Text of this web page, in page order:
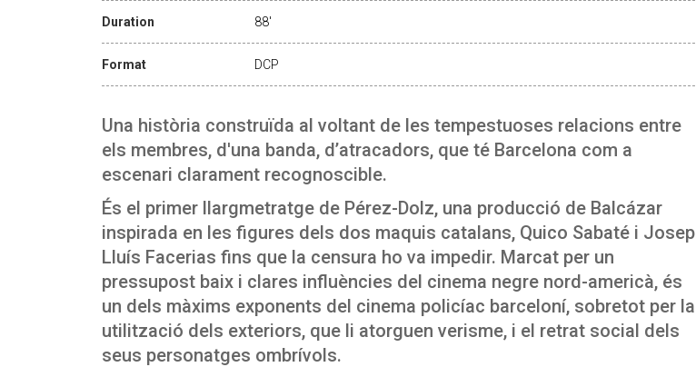
Duration 88'
Format DCP
Una història construïda al voltant de les tempestuoses relacions entre
els membres, d'una banda, d’atracadors, que té Barcelona com a
escenari clarament recognoscible.
És el primer llargmetratge de Pérez-Dolz, una producció de Balcázar
inspirada en les figures dels dos maquis catalans, Quico Sabaté i Josep
Lluís Facerias fins que la censura ho va impedir. Marcat per un
pressupost baix i clares influències del cinema negre nord-americà, és
un dels màxims exponents del cinema policíac barceloní, sobretot per la
utilització dels exteriors, que li atorguen verisme, i el retrat social dels
seus personatges ombrívols.